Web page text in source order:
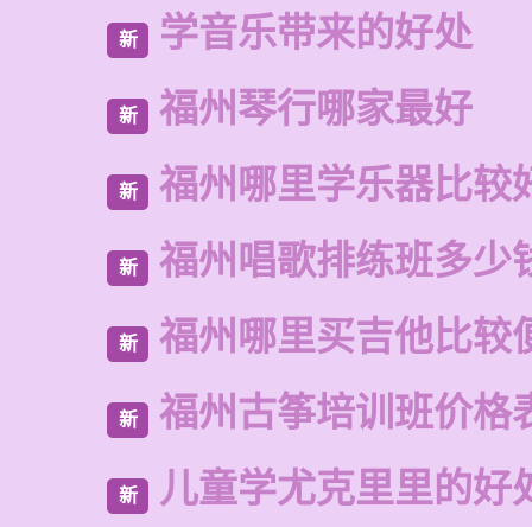
新 学音乐带来的好处
新 福州琴行哪家最好
新 福州哪里学乐器比较
新 福州唱歌排练班多少
新 福州哪里买吉他比较
新 福州古筝培训班价格
新 儿童学尤克里里的好